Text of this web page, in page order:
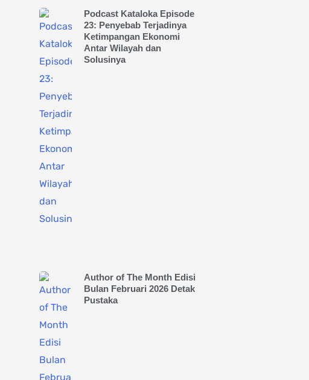
Podcast Kataloka Episode
23: Penyebab Terjadinya
Ketimpangan Ekonomi
Antar Wilayah dan
Solusinya
Author of The Month Edisi
Bulan Februari 2026 Detak
Pustaka